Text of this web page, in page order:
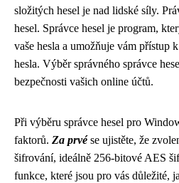
složitých hesel je nad lidské síly.
hesel. Správce hesel je program,
vaše hesla a umožňuje vám přístup
hesla. Výběr správného správce
bezpečnosti vašich online účtů.
Při výběru správce hesel pro
faktorů. Za prvése ujistěte, že
šifrování, ideálně 256-bitové AES
funkce, které jsou pro vás důležité,